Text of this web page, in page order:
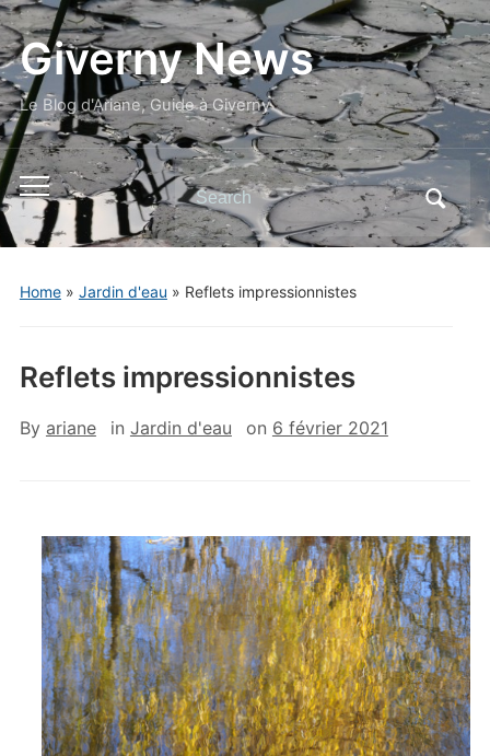
Giverny News
Le Blog d'Ariane, Guide à Giverny
Toggle
mobile
menu
Search
for:
Home» Jardin d'eau » Reflets impressionnistes
Reflets impressionnistes
By ariane in Jardin d'eau on 6 février 2021